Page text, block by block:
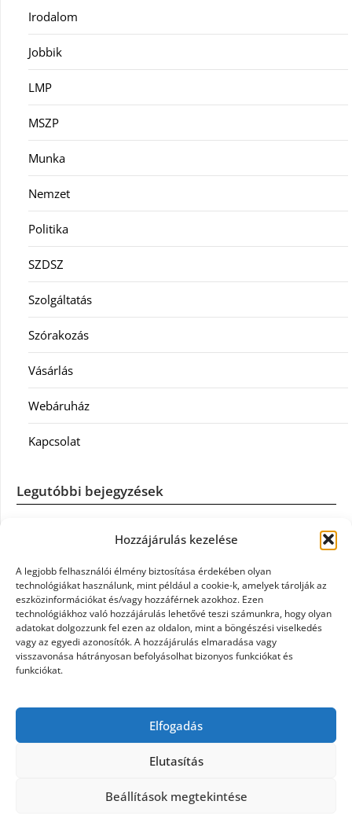
Hozzájárulás kezelése
A legjobb felhasználói élmény biztosítása érdekében olyan
technológiákat használunk, mint például a cookie-k, amelyek tárolják az
eszközinformációkat és/vagy hozzáférnek azokhoz. Ezen
technológiákhoz való hozzájárulás lehetővé teszi számunkra, hogy olyan
adatokat dolgozzunk fel ezen az oldalon, mint a böngészési viselkedés
vagy az egyedi azonosítók. A hozzájárulás elmaradása vagy
visszavonása hátrányosan befolyásolhat bizonyos funkciókat és
funkciókat.
Elfogadás
Elutasítás
Beállítások megtekintése
Irodalom
Jobbik
LMP
MSZP
Munka
Nemzet
Politika
SZDSZ
Szolgáltatás
Szórakozás
Vásárlás
Webáruház
Kapcsolat
Legutóbbi bejegyzések
Casco szélvédőcsere: mikor éri meg a biztosítást igénybe
Könyvelés: mikor érdemes könyvelőt váltani?
Szövetkezeti jog: miért elengedhetetlen a szakszerű jogi
háttér a biztonságos működéshez
Munkajogi ügyvéd: miért nem érdemes várni a jogi
Tüll anyag: elegancia és sokoldalúság a Szakatex
kínálatában